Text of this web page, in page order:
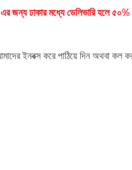
জন্য ঢাকার মধ্যে ডেলিভারি হলে
ইনবক্স করে পাঠিয়ে দিন অথবা কল